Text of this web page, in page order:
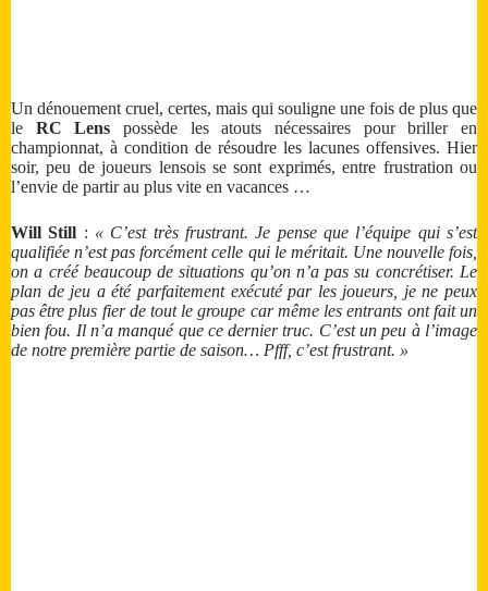
Un dénouement cruel, certes, mais qui souligne une fois de plus que
le RC Lens possède les atouts nécessaires pour briller en
championnat, à condition de résoudre les lacunes offensives. Hier
soir, peu de joueurs lensois se sont exprimés, entre frustration ou
l’envie de partir au plus vite en vacances …
Will Still : « C’est très frustrant. Je pense que l’équipe qui s’est
qualifiée n’est pas forcément celle qui le méritait. Une nouvelle fois,
on a créé beaucoup de situations qu’on n’a pas su concrétiser. Le
plan de jeu a été parfaitement exécuté par les joueurs, je ne peux
pas être plus fier de tout le groupe car même les entrants ont fait un
bien fou. Il n’a manqué que ce dernier truc. C’est un peu à l’image
de notre première partie de saison… Pfff, c’est frustrant. »